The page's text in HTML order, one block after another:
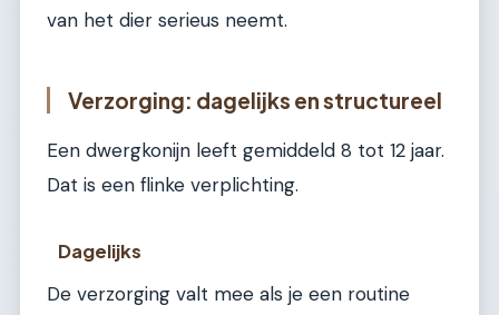
van het dier serieus neemt.
Verzorging: dagelijks en structureel
Een dwergkonijn leeft gemiddeld 8 tot 12 jaar.
Dat is een flinke verplichting.
Dagelijks
De verzorging valt mee als je een routine